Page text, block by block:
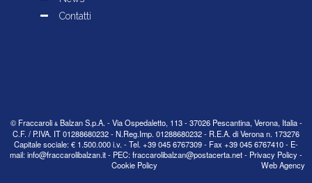
© Fraccaroli &Balzan S.p.A. - Via Ospedaletto, 113 - 37026 Pescantina, Verona, Italia -
C.F. / P.IVA. IT 01288680232 - N.Reg.Imp. 01288680232 - R.E.A. di Verona n. 173276
Capitale sociale: € 1.500.000 i.v. - Tel. +39 045 6767309- Fax +39 045 6767410 - E-
mail:info@fraccarolibalzan.it- PEC:fraccarolibalzan@postacerta.net- Privacy Policy-
Cookie Policy
Web Agency